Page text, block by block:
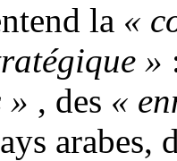
la «
»
» , des «
arabes,